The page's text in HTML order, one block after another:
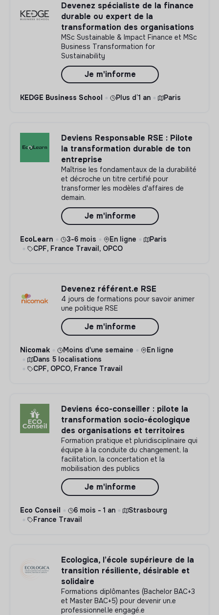
Devenez spécialiste de la finance
durable ou expert de la
transformation des organisations
MSc Sustainable & Impact Finance et MSc
Business Transformation for
Sustainability
Je m'informe
KEDGE Business School Plus d’1 an Paris
Deviens Responsable RSE : Pilote
la transformation durable de ton
entreprise
Maîtrise les fondamentaux de la durabilité
et décroche un titre certifié pour
transformer les modèles d'affaires de
demain.
Je m'informe
EcoLearn 3-6 mois En ligne
Paris
CPF, France Travail, OPCO
Devenez référent.e RSE
4 jours de formations pour savoir animer
une politique RSE
Je m'informe
Nicomak Moins d'une semaine
En ligne
Dans 5 localisations
CPF, OPCO, France Travail
Deviens éco-conseiller : pilote la
transformation socio-écologique
des organisations et territoires
Formation pratique et pluridisciplinaire qui
équipe à la conduite du changement, la
facilitation, la concertation et la
mobilisation des publics
Je m'informe
Eco Conseil 6 mois - 1 an
Strasbourg
France Travail
Ecologica, l’école supérieure de la
transition résiliente, désirable et
solidaire
Formations diplômantes (Bachelor BAC+3
et Master BAC+5) pour devenir un.e
professionnel.le engagé.e